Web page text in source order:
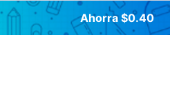
Ahorra $0.40